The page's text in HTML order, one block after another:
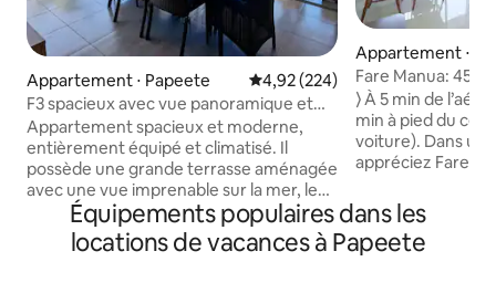
Appartement ⋅ Papeete Évaluation moyenne sur la
4,92 (224)
F3 spacieux avec vue panoramique et
piscine
Appartement spacieux et moderne,
entièrement équipé et climatisé. Il
possède une grande terrasse aménagée
avec une vue imprenable sur la mer, le
port de Papeete et la montagne. Il est
idéalement situé à Papeete au 3e étage
d'une résidence récente et sécurisée
Appartement ⋅
Fare Manua:
wifi, centre
⟩ À 5 min de
min à pied du
voiture). Dans un quartier calme,
appréciez Fare
balcon : ⟶ Rénové en octobre 2024 ; ⟶
Matelas
de qualité ; ⟶ Wi-
Équipements populaires dans les
locations de vacances à Papeete